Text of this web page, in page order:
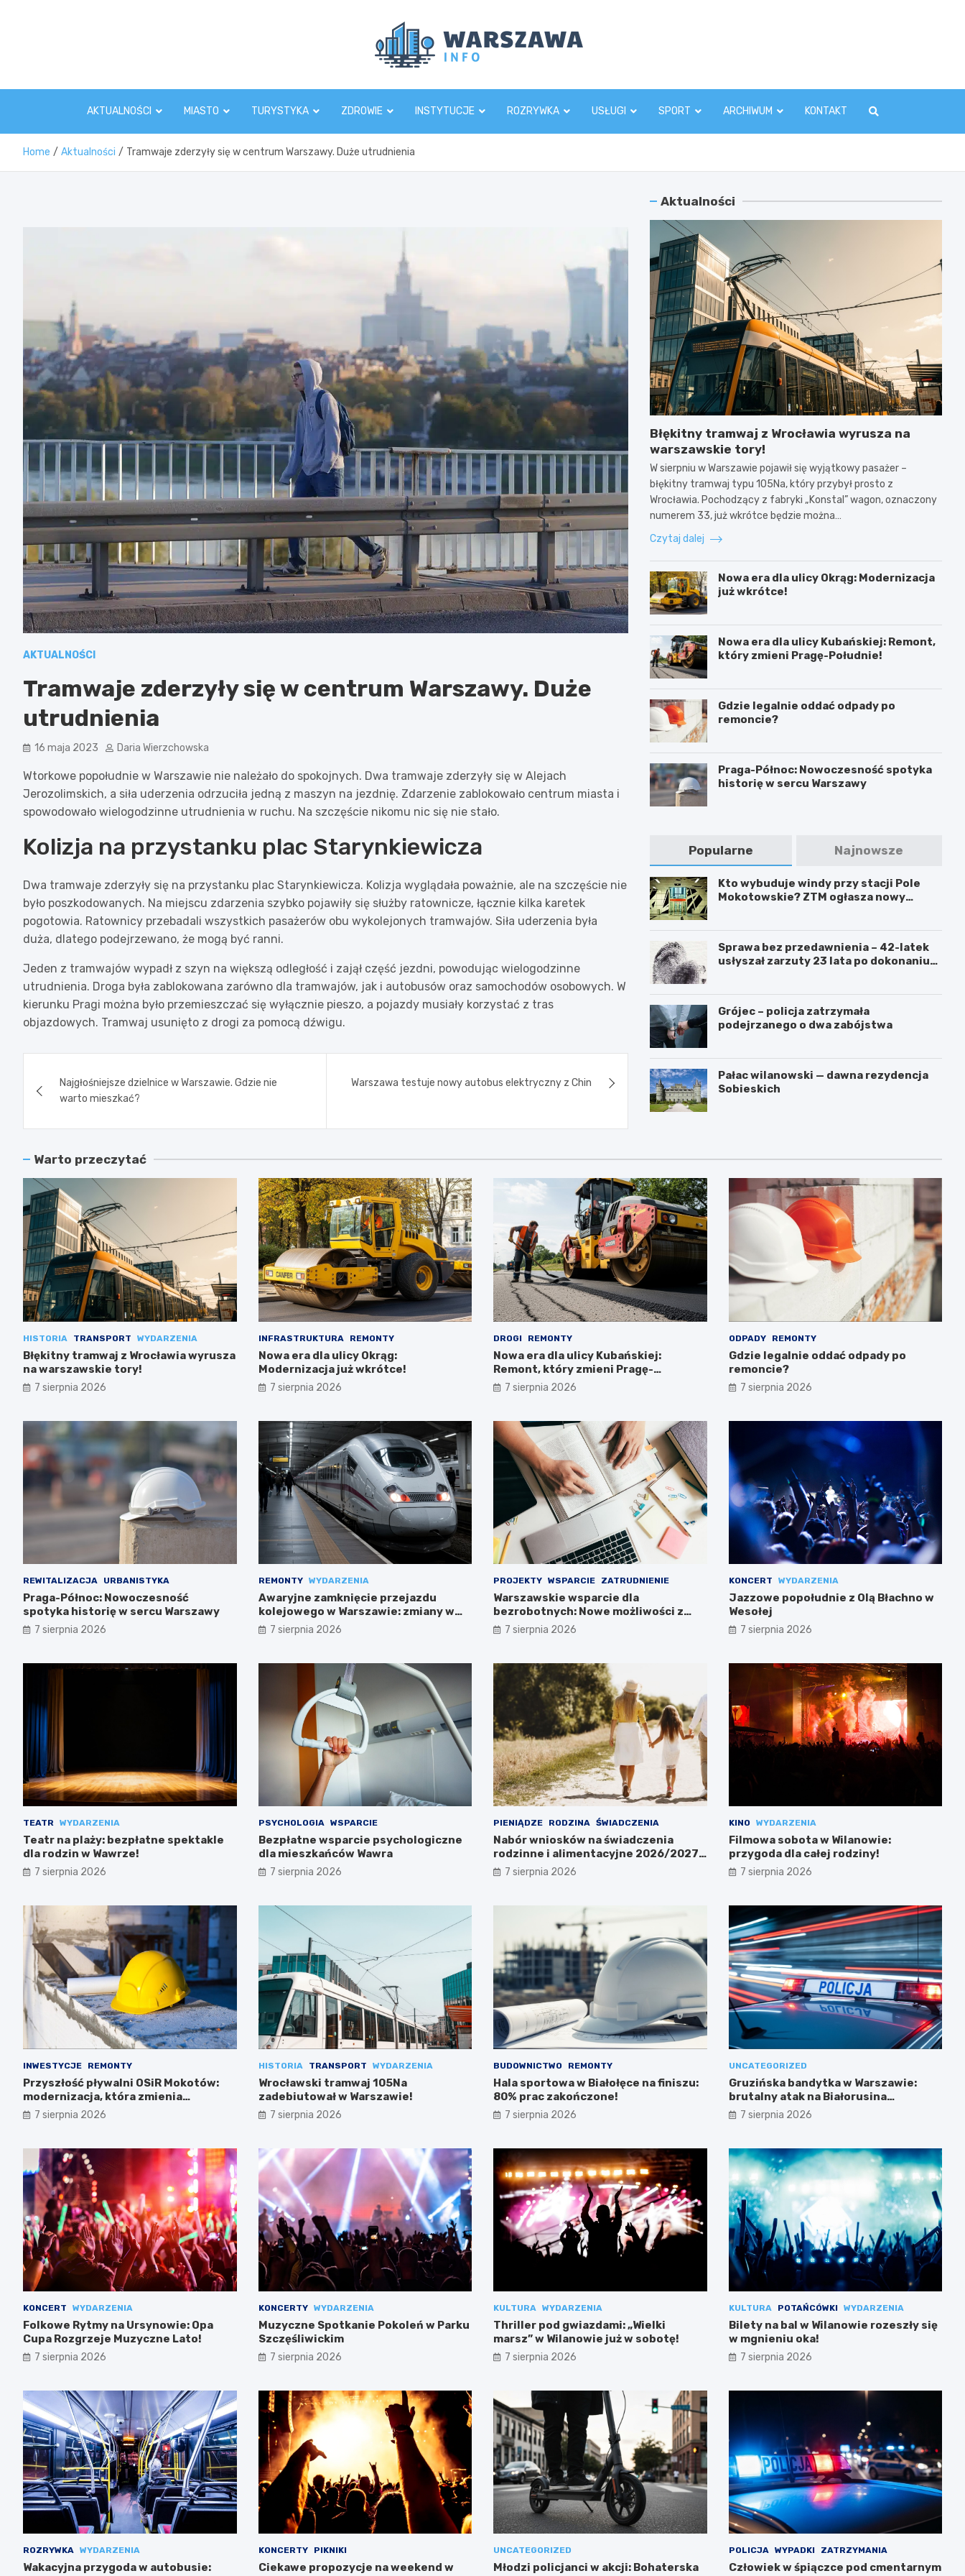
AKTUALNOŚCI MIASTO TURYSTYKA ZDROWIE INSTYTUCJE ROZRYWKA USŁUGI SPORT ARCHIWUM KONTAKT
Home Aktualności Tramwaje zderzyły się w centrum Warszawy. Duże utrudnienia
AKTUALNOŚCI
Tramwaje zderzyły się w centrum Warszawy. Duże
utrudnienia
16 maja 2023 Daria Wierzchowska
Wtorkowe popołudnie w Warszawie nie należało do spokojnych. Dwa tramwaje zderzyły się w Alejach
Jerozolimskich, a siła uderzenia odrzuciła jedną z maszyn na jezdnię. Zdarzenie zablokowało centrum miasta i
spowodowało wielogodzinne utrudnienia w ruchu. Na szczęście nikomu nic się nie stało.
Kolizja na przystanku plac Starynkiewicza
Dwa tramwaje zderzyły się na przystanku plac Starynkiewicza. Kolizja wyglądała poważnie, ale na szczęście nie
było poszkodowanych. Na miejscu zdarzenia szybko pojawiły się służby ratownicze, łącznie kilka karetek
pogotowia. Ratownicy przebadali wszystkich pasażerów obu wykolejonych tramwajów. Siła uderzenia była
duża, dlatego podejrzewano, że mogą być ranni.
Jeden z tramwajów wypadł z szyn na większą odległość i zajął część jezdni, powodując wielogodzinne
utrudnienia. Droga była zablokowana zarówno dla tramwajów, jak i autobusów oraz samochodów osobowych. W
kierunku Pragi można było przemieszczać się wyłącznie pieszo, a pojazdy musiały korzystać z tras
objazdowych. Tramwaj usunięto z drogi za pomocą dźwigu.
wpisu
Najgłośniejsze dzielnice w Warszawie. Gdzie nie
warto mieszkać?
Warszawa testuje nowy autobus elektryczny z Chin
Aktualności
Błękitny tramwaj z Wrocławia wyrusza na
warszawskie tory!
W sierpniu w Warszawie pojawił się wyjątkowy pasażer –
błękitny tramwaj typu 105Na, który przybył prosto z
Wrocławia. Pochodzący z fabryki „Konstal” wagon, oznaczony
numerem 33, już wkrótce będzie można…
Czytaj dalej
Nowa era dla ulicy Okrąg: Modernizacja
już wkrótce!
Nowa era dla ulicy Kubańskiej: Remont,
który zmieni Pragę-Południe!
Gdzie legalnie oddać odpady po
remoncie?
Praga-Północ: Nowoczesność spotyka
historię w sercu Warszawy
Popularne Najnowsze
Kto wybuduje windy przy stacji Pole
Mokotowskie? ZTM ogłasza nowy
Sprawa bez przedawnienia – 42-latek
usłyszał zarzuty 23 lata po dokonaniu
Grójec – policja zatrzymała
podejrzanego o dwa zabójstwa
Pałac wilanowski — dawna rezydencja
Sobieskich
Warto przeczytać
HISTORIA TRANSPORT WYDARZENIA
Błękitny tramwaj z Wrocławia wyrusza
na warszawskie tory!
7 sierpnia 2026
INFRASTRUKTURA REMONTY
Nowa era dla ulicy Okrąg:
Modernizacja już wkrótce!
7 sierpnia 2026
DROGI REMONTY
Nowa era dla ulicy Kubańskiej:
Remont, który zmieni Pragę-
Południe!
7 sierpnia 2026
ODPADY REMONTY
Gdzie legalnie oddać odpady po
remoncie?
7 sierpnia 2026
REWITALIZACJA URBANISTYKA
Praga-Północ: Nowoczesność
spotyka historię w sercu Warszawy
7 sierpnia 2026
REMONTY WYDARZENIA
Awaryjne zamknięcie przejazdu
kolejowego w Warszawie: zmiany w
trasach mieszkańców
7 sierpnia 2026
PROJEKTY WSPARCIE ZATRUDNIENIE
Warszawskie wsparcie dla
bezrobotnych: Nowe możliwości z
projektem FEM III
7 sierpnia 2026
KONCERT WYDARZENIA
Jazzowe popołudnie z Olą Błachno w
Wesołej
7 sierpnia 2026
TEATR WYDARZENIA
Teatr na plaży: bezpłatne spektakle
dla rodzin w Wawrze!
7 sierpnia 2026
PSYCHOLOGIA WSPARCIE
Bezpłatne wsparcie psychologiczne
dla mieszkańców Wawra
7 sierpnia 2026
PIENIĄDZE RODZINA ŚWIADCZENIA
Nabór wniosków na świadczenia
rodzinne i alimentacyjne 2026/2027
już w lipcu!
7 sierpnia 2026
KINO WYDARZENIA
Filmowa sobota w Wilanowie:
przygoda dla całej rodziny!
7 sierpnia 2026
INWESTYCJE REMONTY
Przyszłość pływalni OSiR Mokotów:
modernizacja, która zmienia
wszystko
7 sierpnia 2026
HISTORIA TRANSPORT WYDARZENIA
Wrocławski tramwaj 105Na
zadebiutował w Warszawie!
7 sierpnia 2026
BUDOWNICTWO REMONTY
Hala sportowa w Białołęce na finiszu:
80% prac zakończone!
7 sierpnia 2026
UNCATEGORIZED
Gruzińska bandytka w Warszawie:
brutalny atak na Białorusina
zakończony aresztowaniem
7 sierpnia 2026
KONCERT WYDARZENIA
Folkowe Rytmy na Ursynowie: Opa
Cupa Rozgrzeje Muzyczne Lato!
7 sierpnia 2026
KONCERTY WYDARZENIA
Muzyczne Spotkanie Pokoleń w Parku
Szczęśliwickim
7 sierpnia 2026
KULTURA WYDARZENIA
Thriller pod gwiazdami: „Wielki
marsz” w Wilanowie już w sobotę!
7 sierpnia 2026
KULTURA POTAŃCÓWKI WYDARZENIA
Bilety na bal w Wilanowie rozeszły się
w mgnieniu oka!
7 sierpnia 2026
ROZRYWKA WYDARZENIA
Wakacyjna przygoda w autobusie:
KONCERTY PIKNIKI
Ciekawe propozycje na weekend w
UNCATEGORIZED
Młodzi policjanci w akcji: Bohaterska
POLICJA WYPADKI ZATRZYMANIA
Człowiek w śpiączce pod cmentarnym